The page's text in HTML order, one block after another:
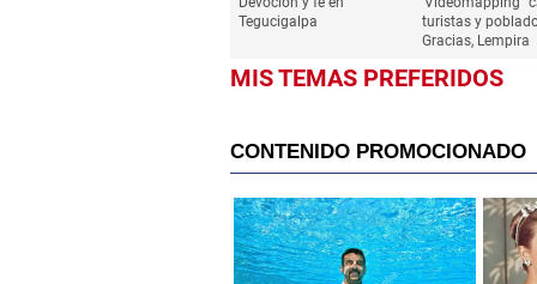
Tegucigalpa
turistas y
Gracias, Lempira
MIS TEMAS PREFERIDOS